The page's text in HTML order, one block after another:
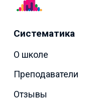
Систематика
О школе
Преподаватели
Отзывы